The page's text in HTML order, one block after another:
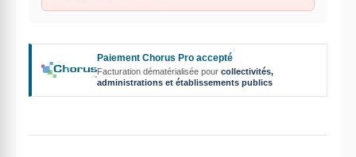
Paiement Chorus Pro accepté
Facturation dématérialisée pour collectivités,
administrations et établissements publics